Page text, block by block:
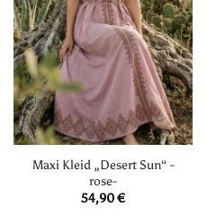
Maxi Kleid „Desert Sun“ -
rose-
54,90€